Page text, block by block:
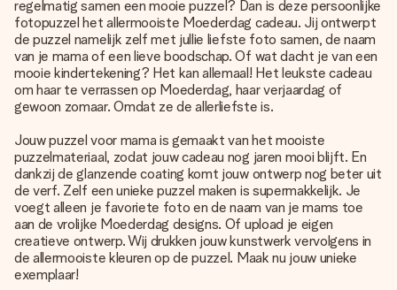
regelmatig samen een mooie puzzel? Dan is deze persoonlijke
fotopuzzel het allermooiste Moederdag cadeau. Jij ontwerpt
de puzzel namelijk zelf met jullie liefste foto samen, de naam
van je mama of een lieve boodschap. Of wat dacht je van een
mooie kindertekening? Het kan allemaal! Het leukste cadeau
om haar te verrassen op Moederdag, haar verjaardag of
gewoon zomaar. Omdat ze de allerliefste is.
Jouw puzzel voor mama is gemaakt van het mooiste
puzzelmateriaal, zodat jouw cadeau nog jaren mooi blijft. En
dankzij de glanzende coating komt jouw ontwerp nog beter uit
de verf. Zelf een unieke puzzel maken is supermakkelijk. Je
voegt alleen je favoriete foto en de naam van je mams toe
aan de vrolijke Moederdag designs. Of upload je eigen
creatieve ontwerp. Wij drukken jouw kunstwerk vervolgens in
de allermooiste kleuren op de puzzel. Maak nu jouw unieke
exemplaar!